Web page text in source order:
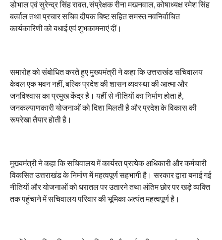
डोभाल एवं सुरेन्द्र सिंह रावत, संप्रेक्षक रीना मखनवाल, कोषाध्यक्ष रमेश सिंह
बर्त्वाल तथा प्रचार सचिव दीपक बिष्ट सहित समस्त नवनिर्वाचित
कार्यकारिणी को बधाई एवं शुभकामनाएं दीं।
समारोह को संबोधित करते हुए मुख्यमंत्री ने कहा कि उत्तराखंड सचिवालय
केवल एक भवन नहीं, बल्कि प्रदेश की शासन व्यवस्था की आत्मा और
जनविश्वास का प्रमुख केंद्र है। यहीं से नीतियों का निर्माण होता है,
जनकल्याणकारी योजनाओं को दिशा मिलती है और प्रदेश के विकास की
रूपरेखा तैयार होती है।
मुख्यमंत्री ने कहा कि सचिवालय में कार्यरत प्रत्येक अधिकारी और कर्मचारी
विकसित उत्तराखंड के निर्माण में महत्वपूर्ण सहभागी है। सरकार द्वारा बनाई गई
नीतियों और योजनाओं को धरातल पर उतारने तथा अंतिम छोर पर खड़े व्यक्ति
तक पहुंचाने में सचिवालय परिवार की भूमिका अत्यंत महत्वपूर्ण है।